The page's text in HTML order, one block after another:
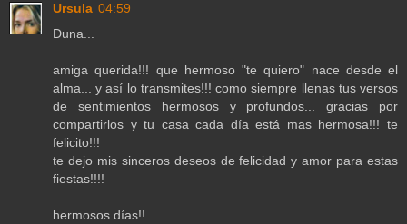
Ursula 04:59
Duna...
amiga querida!!! que hermoso "te quiero" nace desde el
alma... y así lo transmites!!! como siempre llenas tus versos
de sentimientos hermosos y profundos... gracias por
compartirlos y tu casa cada día está mas hermosa!!! te
felicito!!!
te dejo mis sinceros deseos de felicidad y amor para estas
fiestas!!!!
hermosos días!!